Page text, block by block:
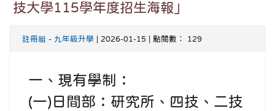
技大學115學年度招生海報」
註冊組 - 九年級升學 | 2026-01-15 | 點閱數： 129
一、現有學制：
(一)日間部：研究所、四技、二技